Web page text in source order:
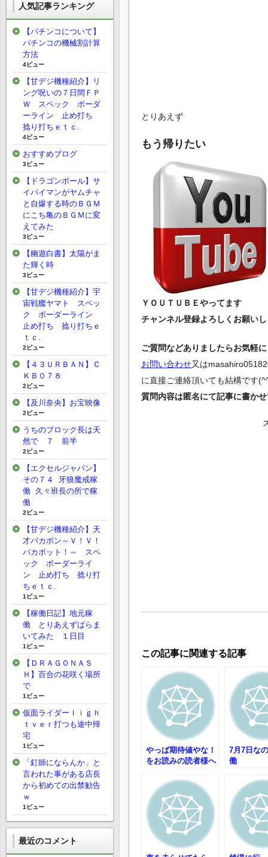
とりあえず
もう帰りたい
ＹＯＵＴＵＢＥやってます
チャンネル登録よろしくお願い
ご質問などありましたらお気軽
お問い合わせ又は
に直接ご連絡頂いても結構です
質問内容は匿名にて記事に書か
この記事に関連する記事
やっぱ期待値やな！
をお読みの読者様へ
7月7日な
働
人気記事ランキング
【パチンコについて】
パチンコの機械割計算
方法
4ビュー
【甘デジ機種紹介】リ
ング呪いの７日間ＦＰ
Ｗ スペック ボーダ
ーライン 止め打ち
捻り打ちｅｔｃ.
4ビュー
おすすめブログ
3ビュー
【ドラゴンボール】サ
イバイマンがヤムチャ
と自爆する時のＢＧＭ
にこち亀のＢＧＭに変
えてみた
3ビュー
【幽遊白書】太陽がま
た輝く時
3ビュー
【甘デジ機種紹介】宇
宙戦艦ヤマト スペッ
ク ボーダーライン
止め打ち 捻り打ちｅ
ｔｃ.
2ビュー
【４３ＵＲＢＡＮ】Ｃ
ＫＢ０７８
2ビュー
【及川奈央】お宝映像
2ビュー
うちのブロック長は天
然で ７ 前半
2ビュー
【エクセルジャパン】
その７４ 牙狼魔戒稼
働 久々班長の所で稼
働
2ビュー
【甘デジ機種紹介】天
才バカボン～Ｖ！Ｖ！
バカボット！～ スペ
ック ボーダーライ
ン 止め打ち 捻り打
ちｅｔｃ.
1ビュー
【稼働日記】地元稼
働 とりあえずばらま
いてみた １日目
1ビュー
【ＤＲＡＧＯＮＡＳ
Ｈ】百合の花咲く場所
で
1ビュー
仮面ライダーｌｉｇｈ
ｔｖｅｒ打つも途中帰
宅
1ビュー
「釘師にならんか」と
言われた事がある店長
から初めての出禁勧告
ｗ
1ビュー
最近のコメント